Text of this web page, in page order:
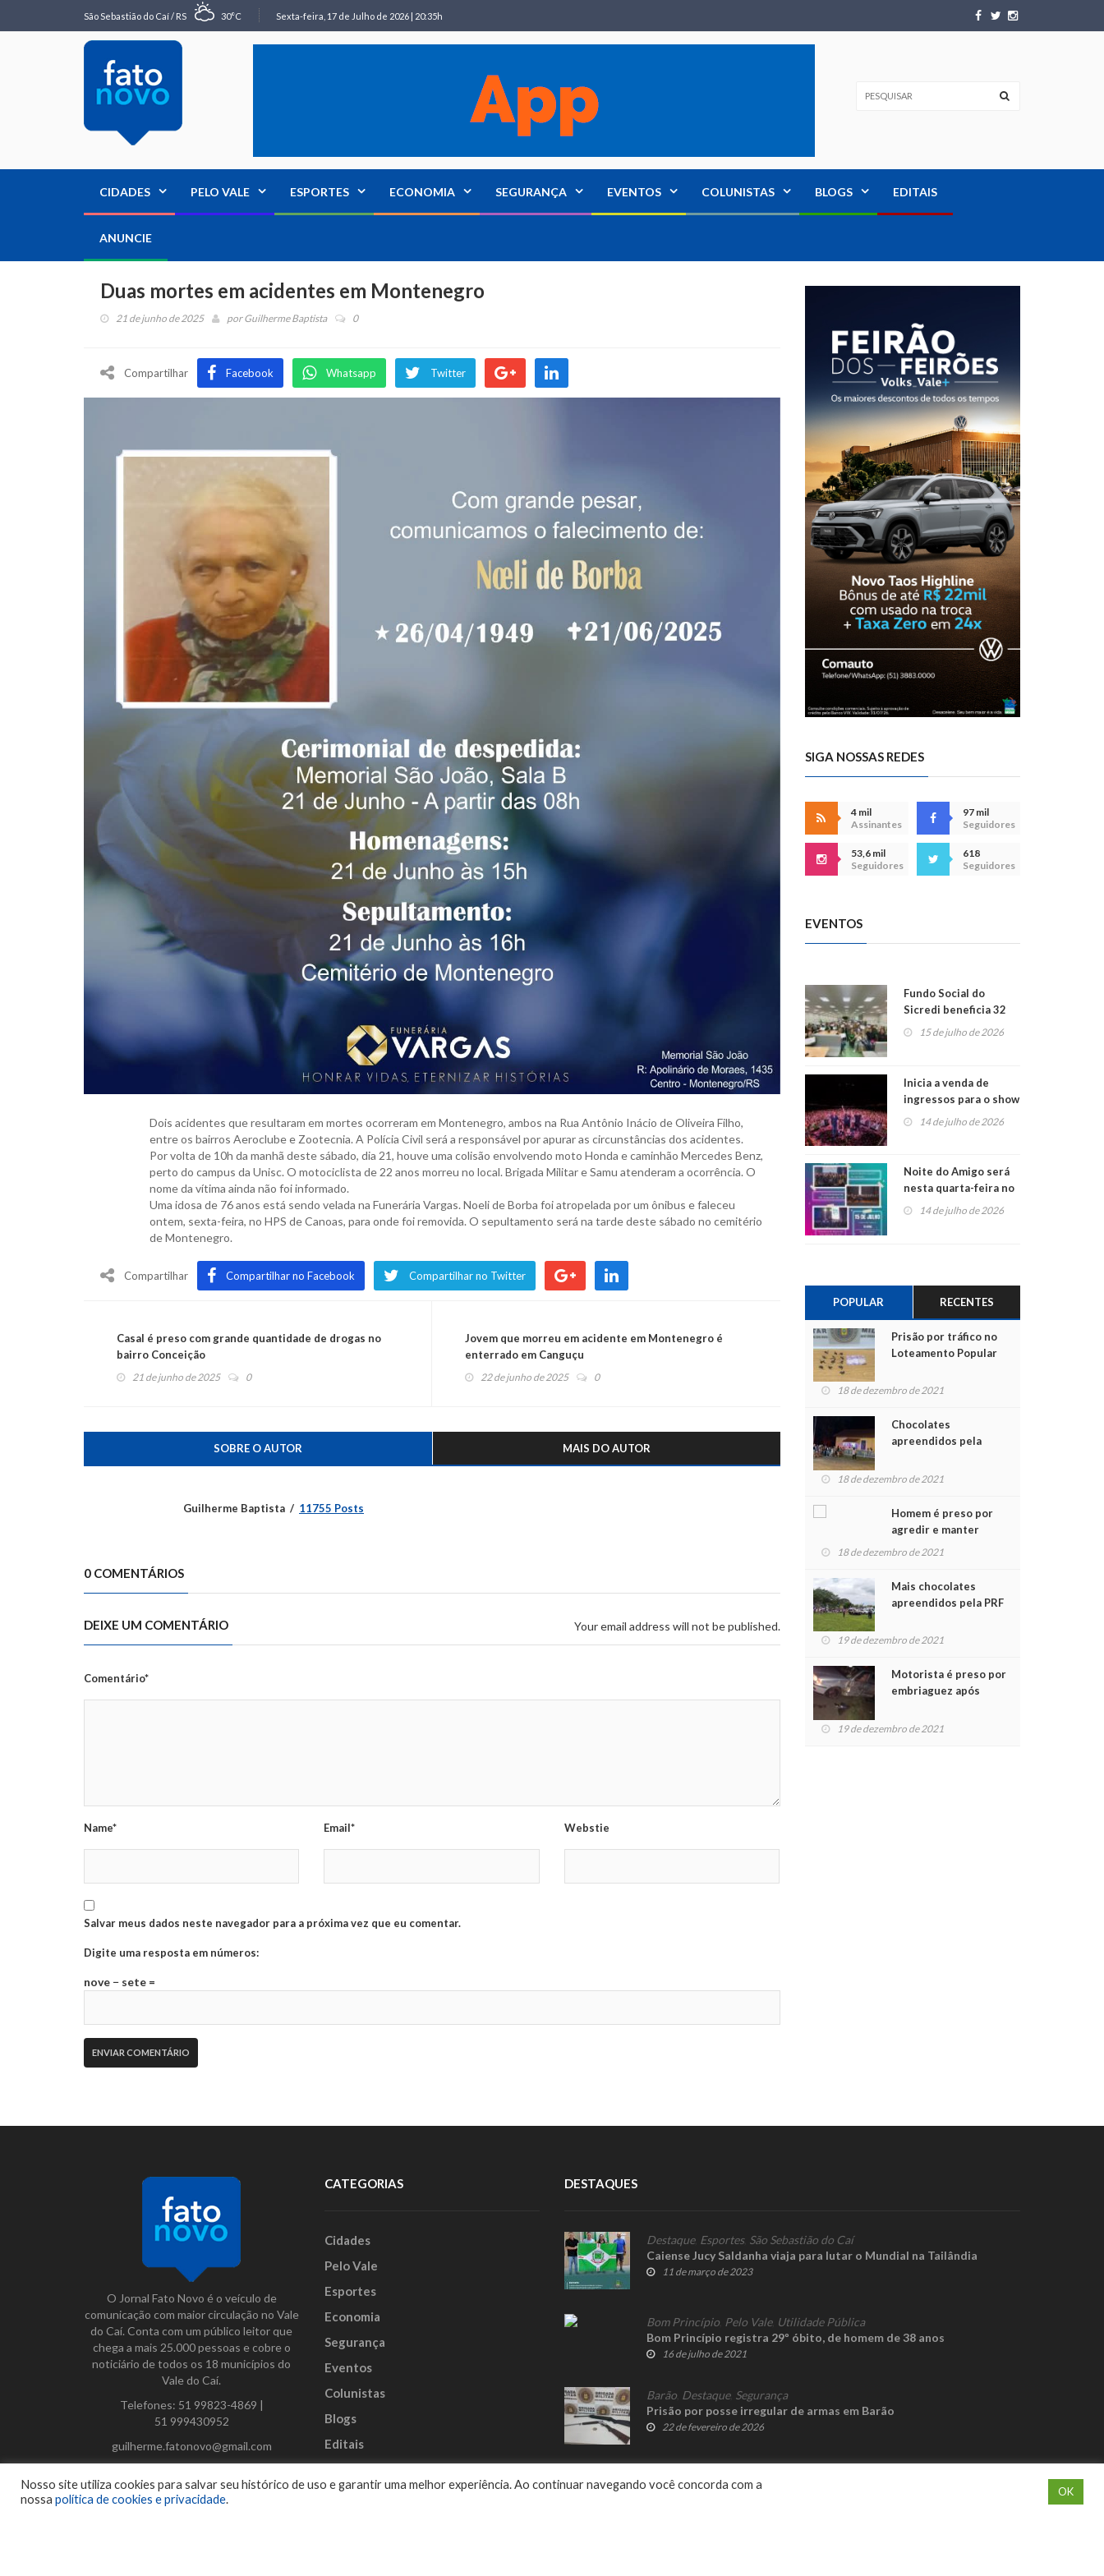
São Sebastião do Caí / RS 30°C Sexta-feira, 17 de Julho de 2026 | 20:35h
CIDADES PELO VALE ESPORTES ECONOMIA SEGURANÇA EVENTOS COLUNISTAS BLOGS EDITAIS
ANUNCIE
Duas mortes em acidentes em Montenegro
21 de junho de 2025 porGuilherme Baptista 0
Compartilhar Facebook Whatsapp Twitter
Dois acidentes que resultaram em mortes ocorreram em Montenegro, ambos na Rua Antônio Inácio de Oliveira Filho,
entre os bairros Aeroclube e Zootecnia. A Polícia Civil será a responsável por apurar as circunstâncias dos acidentes.
Por volta de 10h da manhã deste sábado, dia 21, houve uma colisão envolvendo moto Honda e caminhão Mercedes Benz,
perto do campus da Unisc. O motociclista de 22 anos morreu no local. Brigada Militar e Samu atenderam a ocorrência. O
nome da vítima ainda não foi informado.
Uma idosa de 76 anos está sendo velada na Funerária Vargas. Noeli de Borba foi atropelada por um ônibus e faleceu
ontem, sexta-feira, no HPS de Canoas, para onde foi removida. O sepultamento será na tarde deste sábado no cemitério
de Montenegro.
Compartilhar Compartilhar no Facebook Compartilhar no Twitter
Casal é preso com grande quantidade de drogas no
bairro Conceição
21 de junho de 2025 0
Jovem que morreu em acidente em Montenegro é
enterrado em Canguçu
22 de junho de 2025 0
SOBRE O AUTOR MAIS DO AUTOR
Guilherme Baptista 11755 Posts
0 COMENTÁRIOS
DEIXE UM COMENTÁRIO Your email address will not be published.
Comentário*
Name* Email* Webstie
Salvar meus dados neste navegador para a próxima vez que eu comentar.
Digite uma resposta em números:
nove − sete =
SIGA NOSSAS REDES
4 mil
Assinantes
97 mil
Seguidores
53,6 mil
Seguidores
618
Seguidores
EVENTOS
Fundo Social do
Sicredi beneficia 32
projetos em
15 de julho de 2026
Inicia a venda de
ingressos para o show
do Jota Quest nos 45
anos da Sicredi Ouro
14 de julho de 2026
Noite do Amigo será
nesta quarta-feira no
Centro de Cultura de
14 de julho de 2026
POPULAR RECENTES
Prisão por tráfico no
Loteamento Popular
18 de dezembro de 2021
Chocolates
apreendidos pela
para crianças na
18 de dezembro de 2021
Homem é preso por
agredir e manter
mulher em cárcere
18 de dezembro de 2021
Mais chocolates
apreendidos pela PRF
crianças no Natal
19 de dezembro de 2021
Motorista é preso por
embriaguez após
feridos
19 de dezembro de 2021
O Jornal Fato Novo é o veículo de
comunicação com maior circulação no Vale
do Caí. Conta com um público leitor que
chega a mais 25.000 pessoas e cobre o
noticiário de todos os 18 municípios do
Vale do Caí.
Telefones: 51 99823-4869 |
51 999430952
guilherme.fatonovo@gmail.com
Facebook
Instagram
Twitter
CATEGORIAS
Cidades
Pelo Vale
Esportes
Economia
Segurança
Eventos
Colunistas
Blogs
Editais
DESTAQUES
Destaque, Esportes, São Sebastião do Caí
Caiense Jucy Saldanha viaja para lutar o Mundial na Tailândia
11 de março de 2023
Bom Princípio Pelo Vale, Utilidade Pública
Bom Princípio registra 29º óbito, de homem de 38 anos
16 de julho de 2021
Barão Destaque, Segurança
Prisão por posse irregular de armas em Barão
22 de fevereiro de 2026
Nosso site utiliza cookies para salvar seu histórico de uso e garantir uma melhor experiência. Ao continuar navegando você concorda com a
nossa política de cookies e privacidade.
OK